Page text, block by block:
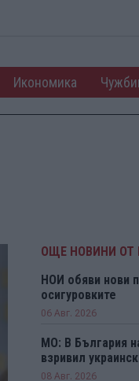
Икономика
ОЩЕ НОВИНИ ОТ
НОИ обяви нови
осигуровките
06 Авг. 2026
МО: В България
взривил
08 Авг. 2026